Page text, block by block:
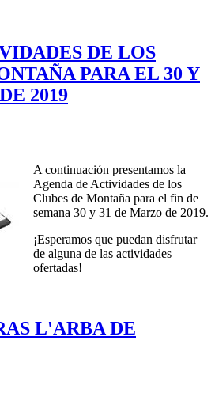
DE LOS
PARA EL 30 Y
2019
A continuación presentamos la
Agenda de Actividades de los
Clubes de Montaña para el fin de
semana 30 y 31 de Marzo de 2019.
¡Esperamos que puedan disfrutar
de alguna de las actividades
ofertadas!
L'ARBA DE